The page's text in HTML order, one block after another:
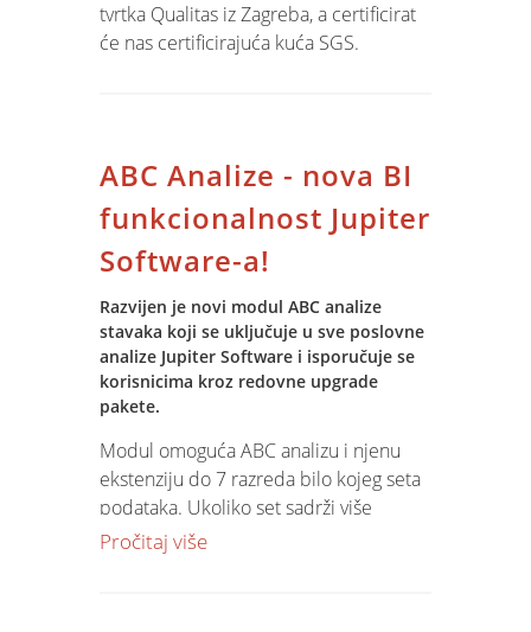
tvrtka Qualitas iz Zagreba, a certificirat
će nas certificirajuća kuća SGS.
ABC Analize - nova BI
funkcionalnost Jupiter
Software-a!
Razvijen je novi modul ABC analize
stavaka koji se uključuje u sve poslovne
analize Jupiter Software i isporučuje se
korisnicima kroz redovne upgrade
pakete.
Modul omoguća ABC analizu i njenu
ekstenziju do 7 razreda bilo kojeg seta
podataka. Ukoliko set sadrži više
numeričkih i prihvatljivih pojmova,
Pročitaj više